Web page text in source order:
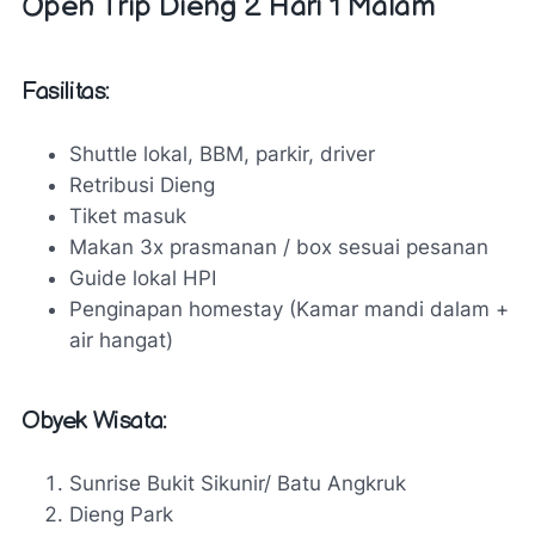
Open Trip Dieng 2 Hari 1 Malam
Fasilitas:
Shuttle lokal, BBM, parkir, driver
Retribusi Dieng
Tiket masuk
Makan 3x prasmanan / box sesuai pesanan
Guide lokal HPI
Penginapan homestay (Kamar mandi dalam +
air hangat)
Obyek Wisata:
Sunrise Bukit Sikunir/ Batu Angkruk
Dieng Park